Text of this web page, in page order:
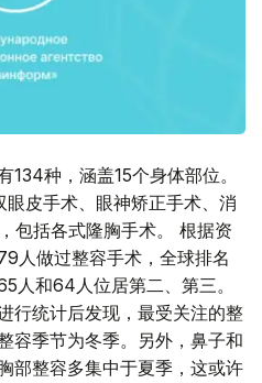
种，涵盖15个身体部位。
皮手术、眼神矫正手术、消
包括各式隆胸手术。 根据资
人做过整容手术，全球排名
人和64人位居第二、第三。
行统计后发现，最受关注的整
容季节为冬季。另外，鼻子和
部整容多集中于夏季，这或许